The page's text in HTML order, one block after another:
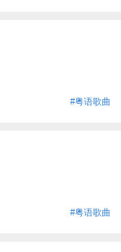
#粤语歌曲
#粤语歌曲